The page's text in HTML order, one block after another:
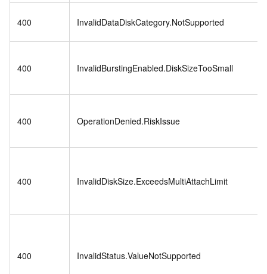
400 InvalidDataDiskCategory.NotSupported
400 InvalidBurstingEnabled.DiskSizeTooSmall
400 OperationDenied.RiskIssue
400 InvalidDiskSize.ExceedsMultiAttachLimit
400 InvalidStatus.ValueNotSupported